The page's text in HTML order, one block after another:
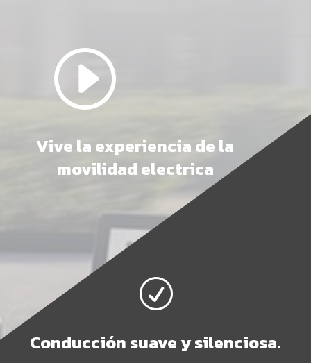
I
Vive la experiencia de la
movilidad electrica
R
Conducción suave y silenciosa.